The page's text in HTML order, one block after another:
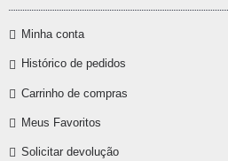
Minha conta
Histórico de pedidos
Carrinho de compras
Meus Favoritos
Solicitar devolução